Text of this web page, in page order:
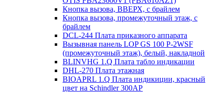
Кнопка вызова, ВВЕРХ, с брайлем
Кнопка вызова, промежуточный этаж, с
брайлем
DCL-244 Плата приказного аппарата
Вызывная панель LOP GS 100 P-2WSF
(промежуточный этаж), белый, накладной
BLINVHG 1.Q Плата табло индикации
DHL-270 Плата этажная
BIOAPRL 1.Q Плата индикиции, красный
цвет на Schindler 300AP